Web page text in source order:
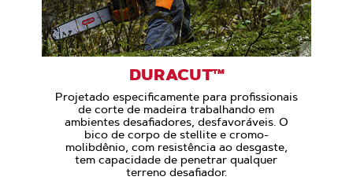
DURACUT™
Projetado especificamente para profissionais
de corte de madeira trabalhando em
ambientes desafiadores, desfavoráveis. O
bico de corpo de stellite e cromo-
molibdênio, com resistência ao desgaste,
tem capacidade de penetrar qualquer
terreno desafiador.